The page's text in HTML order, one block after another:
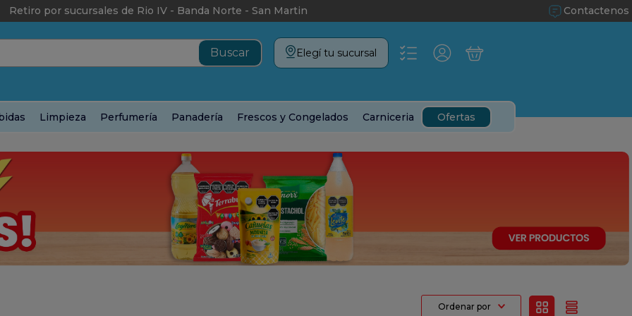
Retiro por sucursales de Rio IV - Banda Norte - San Martin Contactenos
Elegí tu sucursal
Limpieza Perfumería Panadería Frescos y Congelados Carniceria Ofertas
Ordenar por